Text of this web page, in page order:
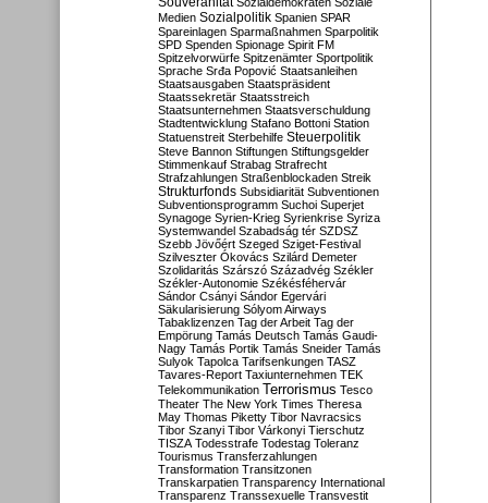
Medien Sozialpolitik Spanien SPAR
Spareinlagen Sparmaßnahmen Sparpolitik
SPD Spenden Spionage Spirit FM
Spitzelvorwürfe Spitzenämter Sportpolitik
Sprache Srđa Popović Staatsanleihen
Staatsausgaben Staatspräsident
Staatssekretär Staatsstreich
Staatsunternehmen Staatsverschuldung
Stadtentwicklung Stafano Bottoni Station
Statuenstreit Sterbehilfe Steuerpolitik
Steve Bannon Stiftungen Stiftungsgelder
Stimmenkauf Strabag Strafrecht
Strafzahlungen Straßenblockaden Streik
Strukturfonds Subsidiarität Subventionen
Subventionsprogramm Suchoi Superjet
Synagoge Syrien-Krieg Syrienkrise Syriza
Systemwandel Szabadság tér SZDSZ
Szebb Jövőért Szeged Sziget-Festival
Szilveszter Ókovács Szilárd Demeter
Szolidaritás Szárszó Századvég Székler
Székler-Autonomie Székésféhervár
Sándor Csányi Sándor Egervári
Säkularisierung Sólyom Airways
Tabaklizenzen Tag der Arbeit Tag der
Empörung Tamás Deutsch Tamás Gaudi-
Nagy Tamás Portik Tamás Sneider Tamás
Sulyok Tapolca Tarifsenkungen TASZ
Tavares-Report Taxiunternehmen TEK
Telekommunikation Terrorismus Tesco
Theater The New York Times Theresa
May Thomas Piketty Tibor Navracsics
Tibor Szanyi Tibor Várkonyi Tierschutz
TISZA Todesstrafe Todestag Toleranz
Tourismus Transferzahlungen
Transformation Transitzonen
Transkarpatien Transparency International
Transparenz Transsexuelle Transvestit